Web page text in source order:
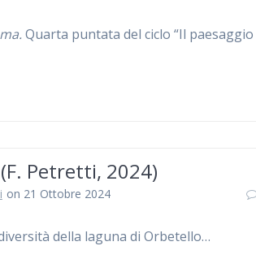
Quarta puntata del ciclo “Il paesaggio
Petretti, 2024)
on 21 Ottobre 2024
della laguna di Orbetello…